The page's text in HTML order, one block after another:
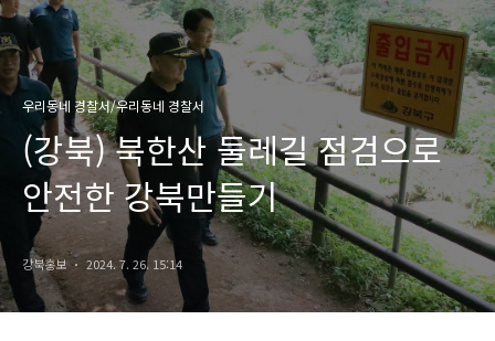
우리동네 경찰서/우리동네 경찰서
(강북) 북한산 둘레길 점검으로
안전한 강북만들기
강북홍보 2024. 7. 26. 15:14